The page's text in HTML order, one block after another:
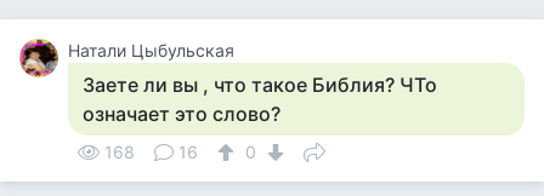
Натали Цыбульская
Заете ли вы , что такое Библия? ЧТо
означает это слово?
168 16 0